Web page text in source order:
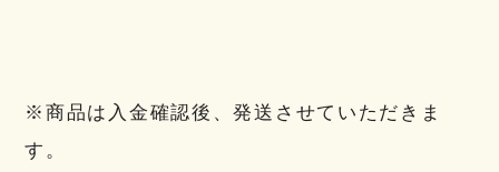
※商品は入金確認後、発送させていただきま
す。